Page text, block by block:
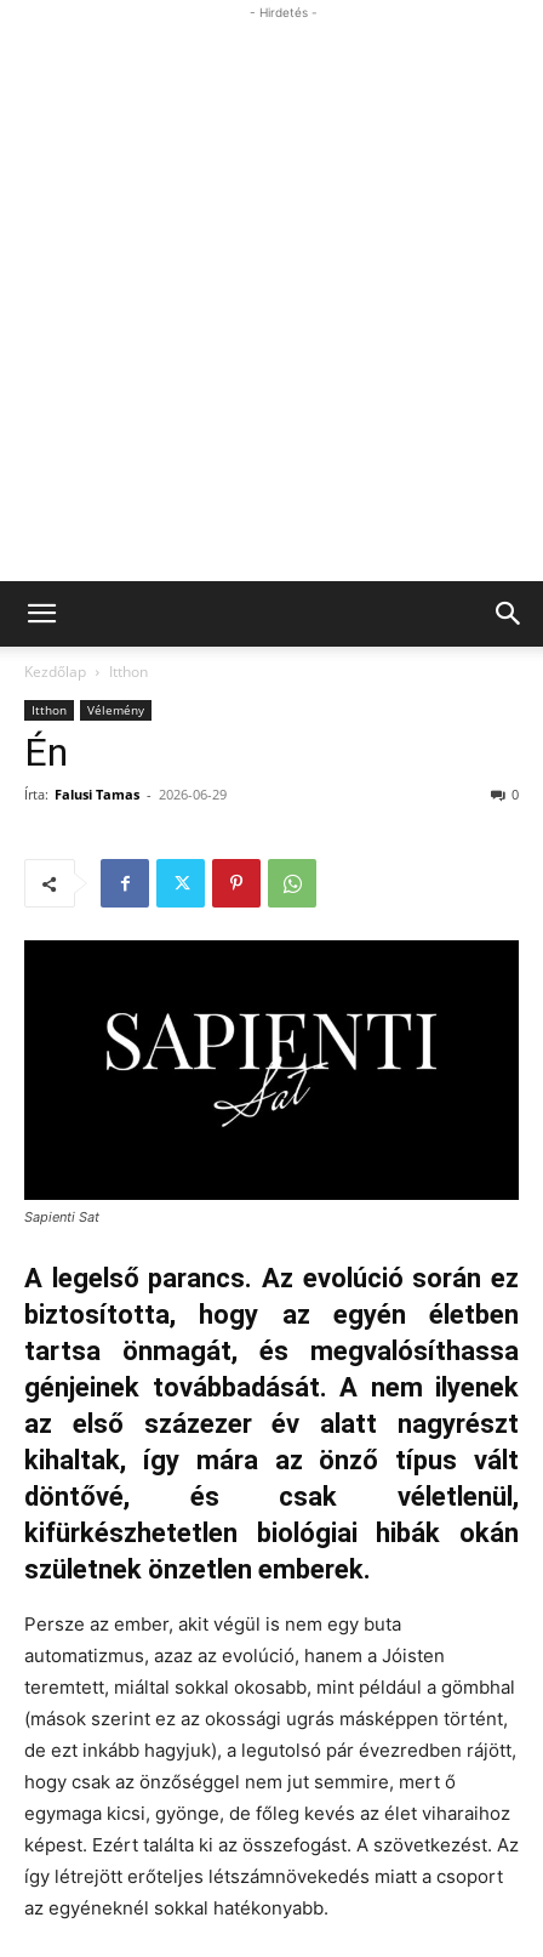
- Hirdetés -
Kezdőlap Itthon
Itthon Vélemény
Én
Írta: Falusi Tamas - 2026-06-29 0
Sapienti Sat
A legelső parancs. Az evolúció során ez
biztosította, hogy az egyén életben
tartsa önmagát, és megvalósíthassa
génjeinek továbbadását. A nem ilyenek
az első százezer év alatt nagyrészt
kihaltak, így mára az önző típus vált
döntővé, és csak véletlenül,
kifürkészhetetlen biológiai hibák okán
születnek önzetlen emberek.
Persze az ember, akit végül is nem egy buta
automatizmus, azaz az evolúció, hanem a Jóisten
teremtett, miáltal sokkal okosabb, mint például a gömbhal
(mások szerint ez az okossági ugrás másképpen történt,
de ezt inkább hagyjuk), a legutolsó pár évezredben rájött,
hogy csak az önzőséggel nem jut semmire, mert ő
egymaga kicsi, gyönge, de főleg kevés az élet viharaihoz
képest. Ezért találta ki az összefogást. A szövetkezést. Az
így létrejött erőteljes létszámnövekedés miatt a csoport
az egyéneknél sokkal hatékonyabb.